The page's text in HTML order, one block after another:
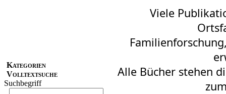
Kategorien
Volltextsuche
Suchbegriff
Viele
Alle Bücher stehen